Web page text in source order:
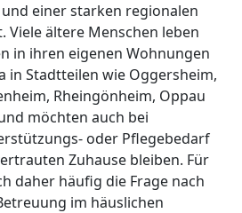
einer starken regionalen
Viele ältere Menschen leben
in ihren eigenen Wohnungen
in Stadtteilen wie Oggersheim,
Rheingönheim, Oppau
möchten auch bei
oder Pflegebedarf
Zuhause bleiben. Für
daher häufig die Frage nach
im häuslichen